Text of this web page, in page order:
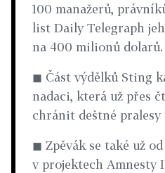
100 manažerů,
list Daily Telegraph
na 400 milionů dolarů.
◼ Část výdělků Sting
nadaci, která už přes
chránit deštné pralesy
◼ Zpěvák se také už
v projektech Amnesty